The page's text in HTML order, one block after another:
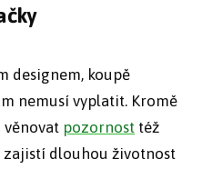
designem, koupě
nemusí vyplatit. Kromě
věnovat pozornost též
zajistí dlouhou životnost